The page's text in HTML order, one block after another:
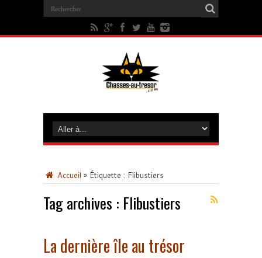
Accueil » Étiquette : Flibustiers
Tag archives : Flibustiers
La dernière île au trésor